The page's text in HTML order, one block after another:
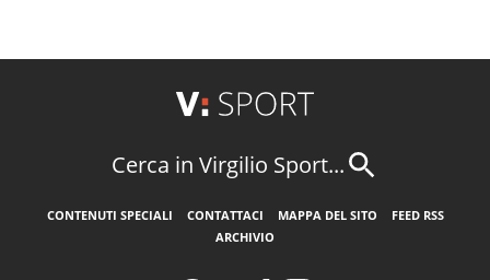
Cerca in Virgilio Sport...
CONTENUTI SPECIALI CONTATTACI MAPPA DEL SITO
FEED RSS
ARCHIVIO